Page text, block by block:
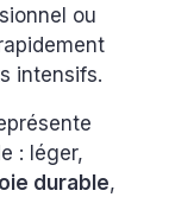
ou
intensifs.
: léger,
durable,